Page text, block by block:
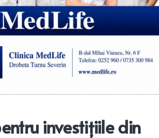
investițiile din